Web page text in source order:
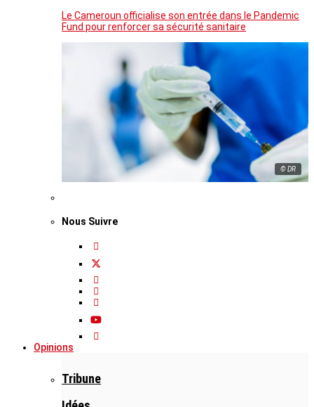
Le Cameroun officialise son entrée dans le Pandemic
Fund pour renforcer sa sécurité sanitaire
© DR
Nous Suivre
Opinions
Tribune